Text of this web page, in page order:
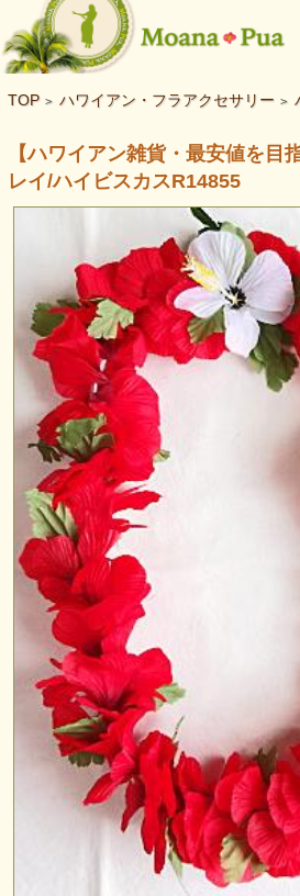
TOP > ハワイアン・フラアクセサリー >
【ハワイアン雑貨・最安値を目
レイ/ハイビスカスR14855